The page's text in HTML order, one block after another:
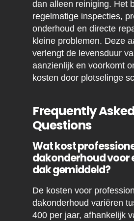
dan alleen reiniging. Het
regelmatige inspecties,
onderhoud en directe
kleine problemen. Deze
verlengt de levensduur
aanzienlijk en voorkomt
kosten door plotselinge
Frequently
Questions
Wat kost
dakonderhoud voor
dak gemiddeld?
De kosten voor
dakonderhoud variëren
400 per jaar, afhankelijk